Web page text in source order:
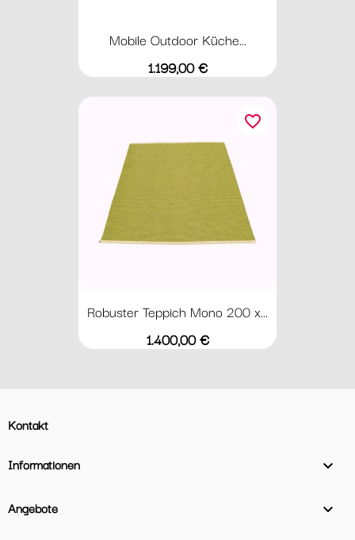
Mobile Outdoor Küche...
Preis
1.199,00 €
Robuster Teppich Mono 200 x...
Preis
1.400,00 €
favorite_border
Kontakt
Informationen 
Angebote 